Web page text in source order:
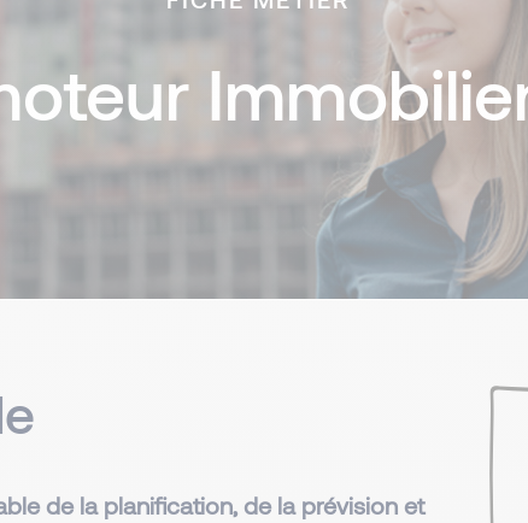
de la planification, de la prévision et